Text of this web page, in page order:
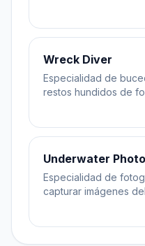
Wreck Diver
Especialidad de
restos hundidos de
Underwater
Especialidad de
capturar imágenes